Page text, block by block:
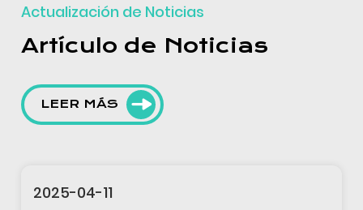
Actualización de Noticias
Artículo de Noticias
LEER MÁS
2025-04-11